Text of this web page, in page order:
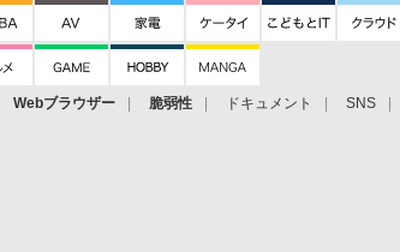
Webブラウザー 脆弱性 ドキュメント SNS